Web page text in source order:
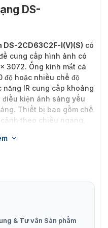
DS-
DS-2CD63C2F-I(V)(S) có
cung cấp hình ảnh có
3072. Ống kính mắt cá
độ hoặc nhiều chế độ
IR cung cấp khoảng
kiện ánh sáng yếu
Thiết bị bao gồm chế
theo chiều ngang,
dễ dàng xoay, nghiêng
& Tư vấn Sản phẩm